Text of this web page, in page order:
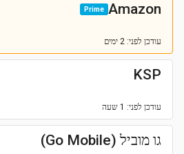
Amazon
Prime
עודכן לפני: 2 ימים
KSP
עודכן לפני: 1 שעה
גו מוביל (Go Mobile)